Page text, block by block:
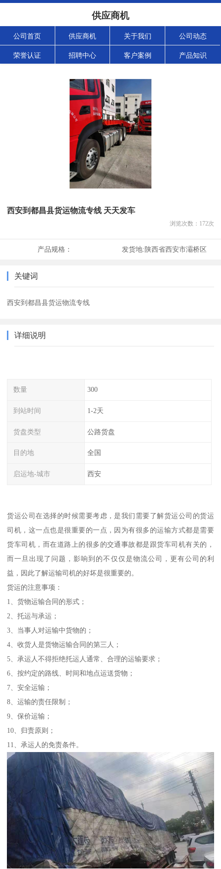
供应商机
公司首页 供应商机 关于我们 公司动态
荣誉认证 招聘中心 客户案例 产品知识
西安到都昌县货运物流专线 天天发车
浏览次数： 172次
产品规格： 发货地:陕西省西安市灞桥区
关键词
西安到都昌县货运物流专线
详细说明
数量 300
到站时间 1-2天
货盘类型 公路货盘
目的地 全国
启运地-城市 西安
货运公司在选择的时候需要考虑，是我们需要了解货运公司的货运
司机，这一点也是很重要的一点，因为有很多的运输方式都是需要
货车司机，而在道路上的很多的交通事故都是跟货车司机有关的，
而一旦出现了问题，影响到的不仅仅是物流公司，更有公司的利
益，因此了解运输司机的好坏是很重要的。
货运的注意事项：
1、货物运输合同的形式；
2、托运与承运；
3、当事人对运输中货物的；
4、收货人是货物运输合同的第三人；
5、承运人不得拒绝托运人通常、合理的运输要求；
6、按约定的路线、时间和地点运送货物；
7、安全运输；
8、运输的责任限制；
9、保价运输；
10、归责原则；
11、承运人的免责条件。